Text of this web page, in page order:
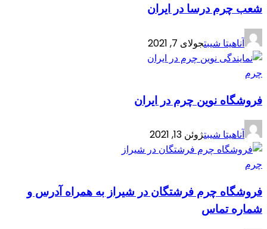
شعب چرم درسا در ایران
آناهیتا شیبتجولای 7, 2021
چرم
فروشگاه نوین چرم در ایران
آناهیتا شیبتژوئن 13, 2021
چرم
فروشگاه چرم فرشتگان در شیراز به همراه آدرس و
شماره تماس